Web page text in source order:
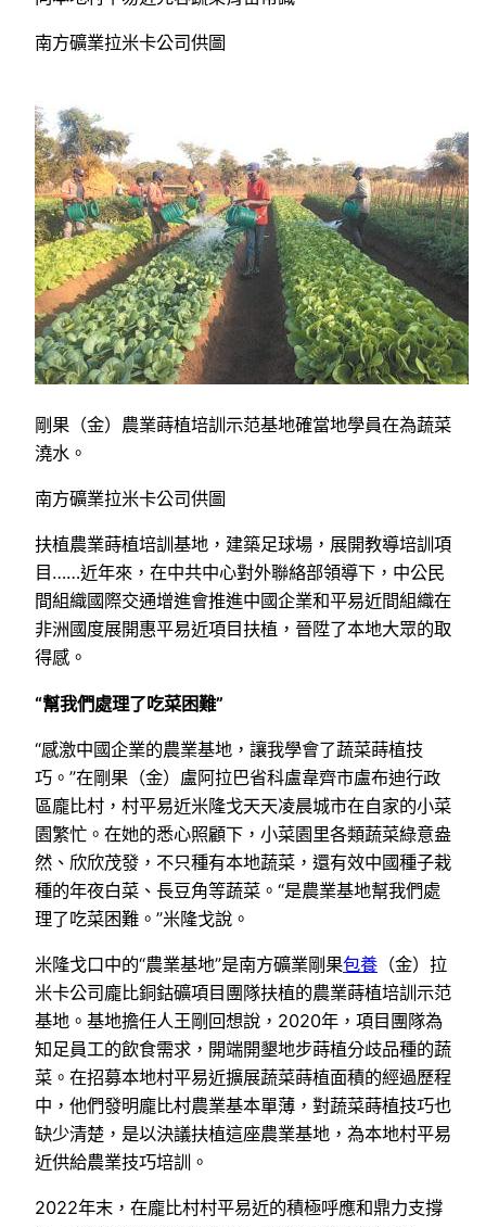
南方礦業拉米卡公司供圖
剛果（金）農業蒔植培訓示范基地確當地學員在為蔬菜
澆水。
南方礦業拉米卡公司供圖
扶植農業蒔植培訓基地，建築足球場，展開教導培訓項
目……近年來，在中共中心對外聯絡部領導下，中公民
間組織國際交通增進會推進中國企業和平易近間組織在
非洲國度展開惠平易近項目扶植，晉陞了本地大眾的取
得感。
“幫我們處理了吃菜困難”
“感激中國企業的農業基地，讓我學會了蔬菜蒔植技
巧。”在剛果（金）盧阿拉巴省科盧韋齊市盧布迪行政
區龐比村，村平易近米隆戈天天凌晨城市在自家的小菜
園繁忙。在她的悉心照顧下，小菜園里各類蔬菜綠意盎
然、欣欣茂發，不只種有本地蔬菜，還有效中國種子栽
種的年夜白菜、長豆角等蔬菜。“是農業基地幫我們處
理了吃菜困難。”米隆戈說。
米隆戈口中的“農業基地”是南方礦業剛果包養 （金）拉
米卡公司龐比銅鈷礦項目團隊扶植的農業蒔植培訓示范
基地。基地擔任人王剛回想說，2020年，項目團隊為
知足員工的飲食需求，開端開墾地步蒔植分歧品種的蔬
菜。在招募本地村平易近擴展蔬菜蒔植面積的經過歷程
中，他們發明龐比村農業基本單薄，對蔬菜蒔植技巧也
缺少清楚，是以決議扶植這座農業基地，為本地村平易
近供給農業技巧培訓。
2022年末，在龐比村村平易近的積極呼應和鼎力支撐